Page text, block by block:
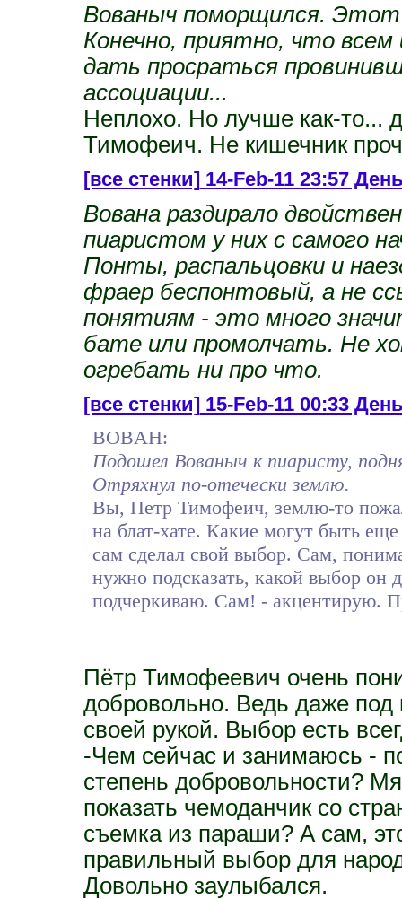
Вованыч поморщился. Этот
Конечно, приятно, что
дать просраться
ассоциации...
Неплохо. Но лучше как-то...
Тимофеич. Не кишечник
[все стенки]14-Feb-11 23:57
Вована раздирало
пиаристом у них с самого
Понты, распальцовки и
фраер беспонтовый, а не
понятиям - это много
бате или промолчать. Не
огребать ни про что.
[все стенки]15-Feb-11 00:33
BOBAH:
Подошел Вованыч к пиаристу,
Отряхнул по-отечески землю.
Вы, Петр Тимофеич, землю-то
на блат-хате. Какие могут быть
сам сделал свой выбор. Сам,
нужно подсказать, какой выбор он
подчеркиваю. Сам! - акцентирую.
Пётр Тимофеевич очень
добровольно. Ведь даже под
своей рукой. Выбор есть
-Чем сейчас и занимаюсь -
степень добровольности?
показать чемоданчик со
съемка из параши? А сам,
правильный выбор для
Довольно заулыбался.